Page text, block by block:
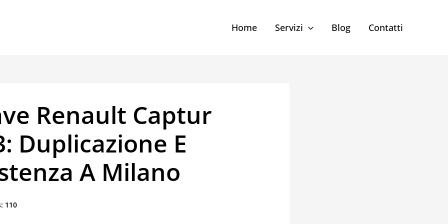
Home Servizi Blog Contatti
Renault Captur
Duplicazione E
A Milano
110